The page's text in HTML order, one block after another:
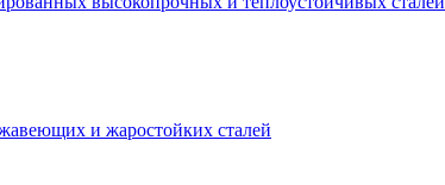
и жаростойких сталей